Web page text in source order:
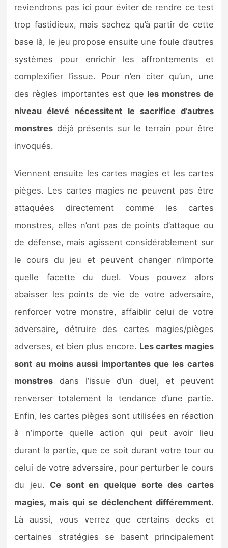
reviendrons pas ici pour éviter de rendre ce test
trop fastidieux, mais sachez qu’à partir de cette
base là, le jeu propose ensuite une foule d’autres
systèmes pour enrichir les affrontements et
complexifier l’issue. Pour n’en citer qu’un, une
des règles importantes est que les monstres de
niveau élevé nécessitent le sacrifice d’autres
monstres déjà présents sur le terrain pour être
invoqués.
Viennent ensuite les cartes magies et les cartes
pièges. Les cartes magies ne peuvent pas être
attaquées directement comme les cartes
monstres, elles n’ont pas de points d’attaque ou
de défense, mais agissent considérablement sur
le cours du jeu et peuvent changer n’importe
quelle facette du duel. Vous pouvez alors
abaisser les points de vie de votre adversaire,
renforcer votre monstre, affaiblir celui de votre
adversaire, détruire des cartes magies/pièges
adverses, et bien plus encore. Les cartes magies
sont au moins aussi importantes que les cartes
monstres dans l’issue d’un duel, et peuvent
renverser totalement la tendance d’une partie.
Enfin, les cartes pièges sont utilisées en réaction
à n’importe quelle action qui peut avoir lieu
durant la partie, que ce soit durant votre tour ou
celui de votre adversaire, pour perturber le cours
du jeu. Ce sont en quelque sorte des cartes
magies, mais qui se déclenchent différemment.
Là aussi, vous verrez que certains decks et
certaines stratégies se basent principalement